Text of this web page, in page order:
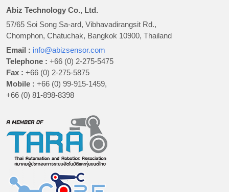
Abiz Technology Co., Ltd.
57/65 Soi Song Sa-ard, Vibhavadirangsit Rd.,
Chomphon, Chatuchak, Bangkok 10900, Thailand
Email : info@abizsensor.com
Telephone : +66 (0) 2-275-5475
Fax : +66 (0) 2-275-5875
Mobile : +66 (0) 99-915-1459,
+66 (0) 81-898-8398